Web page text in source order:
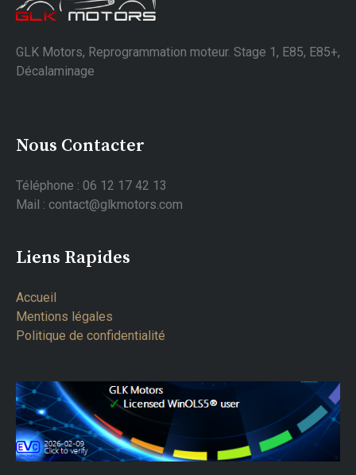
GLK Motors, Reprogrammation moteur. Stage 1, E85, E85+,
Décalaminage
Nous Contacter
Téléphone : 06 12 17 42 13
Mail : contact@glkmotors.com
Liens Rapides
Accueil
Mentions légales
Politique de confidentialité